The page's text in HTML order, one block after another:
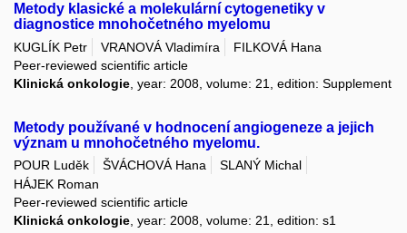
Metody klasické a molekulární cytogenetiky v
diagnostice mnohočetného myelomu
KUGLÍK Petr VRANOVÁ Vladimíra
FILKOVÁ Hana
Peer-reviewed scientific article
Klinická onkologie , year: 2008, volume: 21, edition: Supplement
Metody používané v hodnocení angiogeneze a jejich
význam u mnohočetného myelomu.
POUR Luděk ŠVÁCHOVÁ Hana
SLANÝ Michal
HÁJEK Roman
Peer-reviewed scientific article
Klinická onkologie, year: 2008, volume: 21, edition: s1